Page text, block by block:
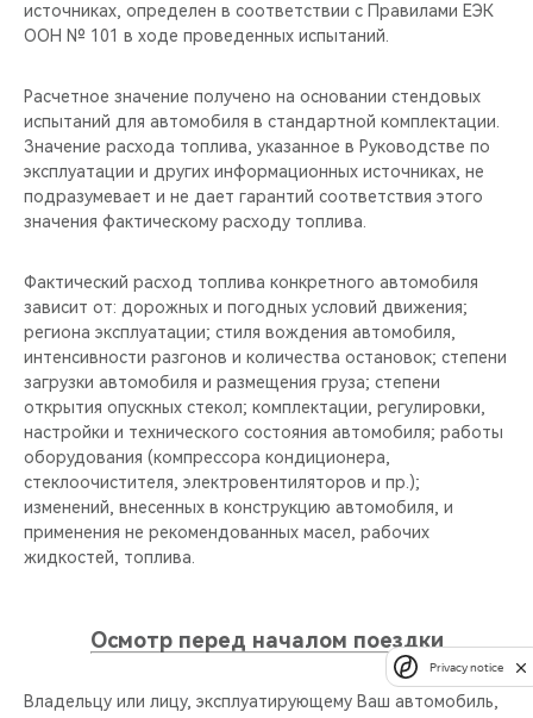
источниках, определен в соответствии с Правилами ЕЭК
ООН № 101 в ходе проведенных испытаний.
Расчетное значение получено на основании стендовых
испытаний для автомобиля в стандартной комплектации.
Значение расхода топлива, указанное в Руководстве по
эксплуатации и других информационных источниках, не
подразумевает и не дает гарантий соответствия этого
значения фактическому расходу топлива.
Фактический расход топлива конкретного автомобиля
зависит от: дорожных и погодных условий движения;
региона эксплуатации; стиля вождения автомобиля,
интенсивности разгонов и количества остановок; степени
загрузки автомобиля и размещения груза; степени
открытия опускных стекол; комплектации, регулировки,
настройки и технического состояния автомобиля; работы
оборудования (компрессора кондиционера,
стеклоочистителя, электровентиляторов и пр.);
изменений, внесенных в конструкцию автомобиля, и
применения не рекомендованных масел, рабочих
жидкостей, топлива.
Осмотр перед началом поездки
Владельцу или лицу, эксплуатирующему Ваш автомобиль,
Privacy notice